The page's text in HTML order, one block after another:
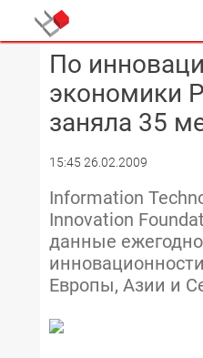
По
экономики
заняла 35
15:45 26.02.2009
Information
Innovation
данные
Европы, Азии и